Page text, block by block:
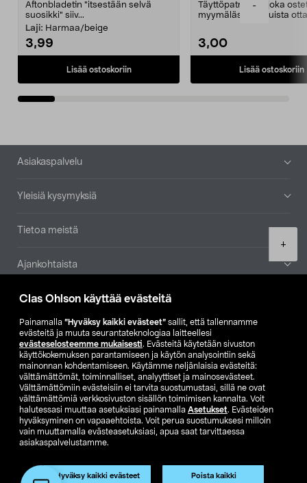
Clas Ohlson käyttää evästeitä
Painamalla ”Hyväksy kaikki evästeet” sallit, että tallennamme
evästeitä ja muuta seurantateknologiaa laitteellesi
evästeselosteemme mukaisesti. Evästeitä käytetään sivuston
käyttökokemuksen parantamiseen ja käytön analysointiin sekä
mainonnan kohdentamiseen. Käytämme neljänlaisia evästeitä:
välttämättömät, toiminnalliset, analyyttiset ja mainosevästeet.
Välttämättömiin evästeisiin ei tarvita suostumustasi, sillä ne ovat
välttämättömiä verkkosivuston sisällön toimimisen kannalta. Voit
halutessasi muuttaa asetuksiasi painamalla Asetukset. Evästeiden
hyväksyminen on vapaaehtoista. Voit perua suostumuksesi milloin
vain muuttamalla evästeasetuksiasi, apua saat tarvittaessa
asiakaspalvelustamme.
Hyväksy kaikki evästeet Poista kaikki
-
+
Aftonbladetin "itsestään selvä
suosikki" siiv...
Laji: Harmaa/beige
3,99
Lisää ostoskoriin
Täyttöpatruuna, joka
myymälästä – muista
3,00
Lisää ostoskoriin
Alatunniste
Asiakaspalvelu
Yleisiä kysymyksiä
Tietoa meistä
Ajankohtaista
Muut yrityksemme
Etsi myymälä
SE NO FI
FI SV
Club Clas Ostoehdot Tietosuojaseloste